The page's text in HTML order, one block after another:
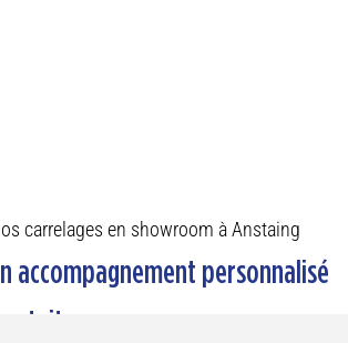
carrelages en showroom à Anstaing
accompagnement personnalisé